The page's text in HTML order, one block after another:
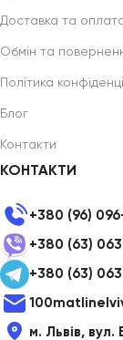
Доставка та
Обмін та
Політика
Блог
Контакти
КОНТАКТИ
+380 (96)
+380 (63)
+380 (63)
м. Львів, вул.